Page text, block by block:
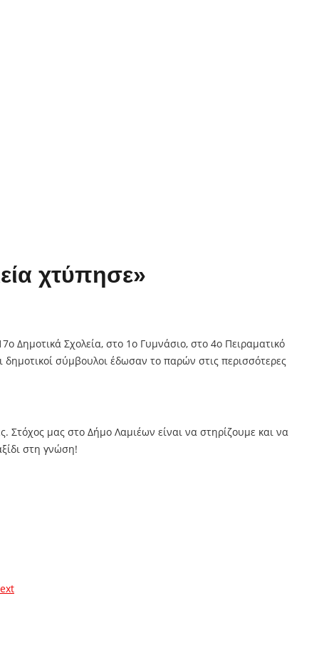
χτύπησε»
Δημοτικά Σχολεία, στο 1ο Γυμνάσιο, στο 4ο Πειραματικό
δημοτικοί σύμβουλοι έδωσαν το παρών στις περισσότερες
Στόχος μας στο Δήμο Λαμιέων είναι να στηρίζουμε και να
στη γνώση!